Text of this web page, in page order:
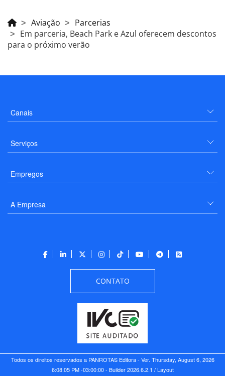
Aviação
Parcerias
Em parceria, Beach Park e Azul oferecem descontos
para o próximo verão
Canais
Serviços
Empregos
A Empresa
CONTATO
Todos os direitos reservados a PANROTAS Editora - Ver. Thursday, August 6, 2026
6:08:05 PM -03:00:00 - Builder 2026.6.2.1 / Layout